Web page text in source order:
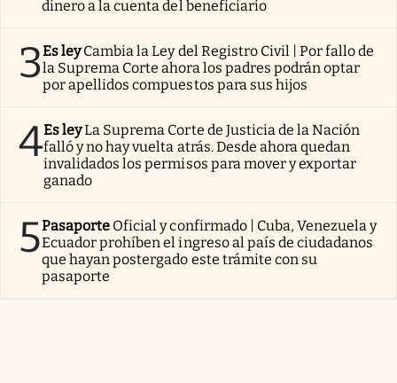
dinero a la cuenta del beneficiario
3Es ley Cambia la Ley del Registro Civil | Por fallo de
la Suprema Corte ahora los padres podrán optar
por apellidos compuestos para sus hijos
4Es leyLa Suprema Corte de Justicia de la Nación
falló y no hay vuelta atrás. Desde ahora quedan
invalidados los permisos para mover y exportar
ganado
5Pasaporte Oficial y confirmado | Cuba, Venezuela y
Ecuador prohíben el ingreso al país de ciudadanos
que hayan postergado este trámite con su
pasaporte